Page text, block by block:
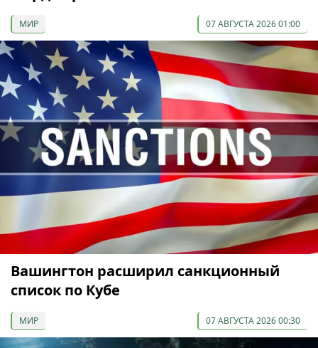
МИР 07 АВГУСТА 2026 01:00
Вашингтон расширил санкционный
список по Кубе
МИР 07 АВГУСТА 2026 00:30